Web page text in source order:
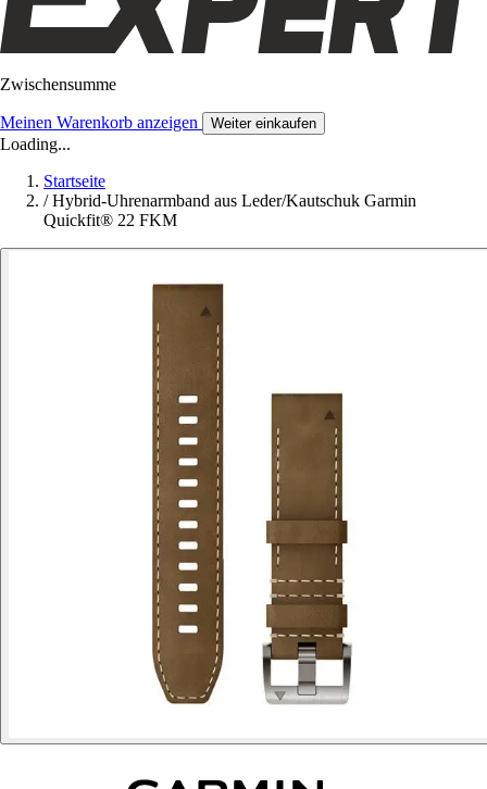
Zwischensumme
Meinen Warenkorb anzeigen Weiter einkaufen
Loading...
Startseite
/ Hybrid-Uhrenarmband aus Leder/Kautschuk Garmin
Quickfit® 22 FKM